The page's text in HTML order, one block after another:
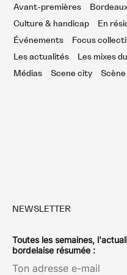
Avant-premières
Culture & handicap
En
Événements
Focus
Les actualités
Les mixes
Médias
Scene city Scène
NEWSLETTER
Toutes les semaines,
bordelaise résumée :